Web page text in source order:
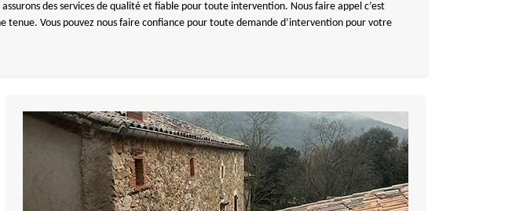
des services de qualité et fiable pour toute intervention. Nous faire appel c’est
Vous pouvez nous faire confiance pour toute demande d’intervention pour votre